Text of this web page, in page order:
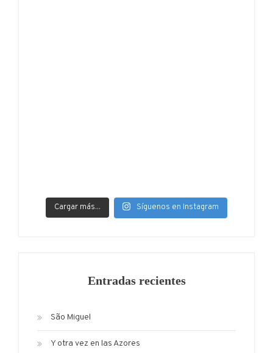
Cargar más... Síguenos en Instagram
Entradas recientes
São Miguel
Y otra vez en las Azores